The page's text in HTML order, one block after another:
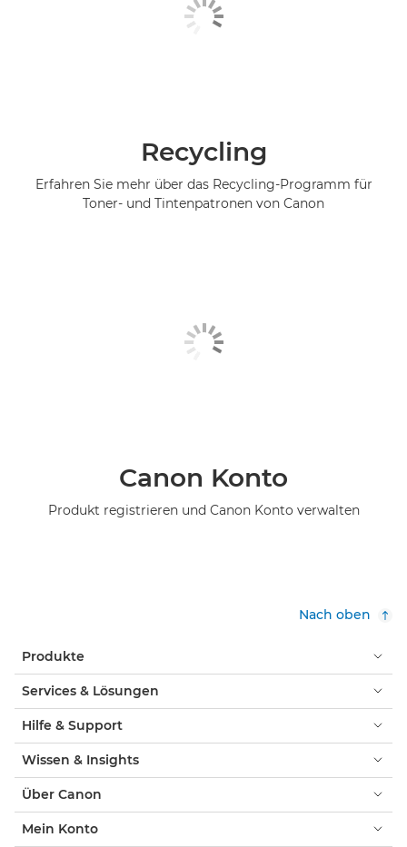
Recycling
Erfahren Sie mehr über das Recycling-Programm für
Toner- und Tintenpatronen von Canon
Canon Konto
Produkt registrieren und Canon Konto verwalten
Nach oben
Produkte
Services & Lösungen
Hilfe & Support
Wissen & Insights
Über Canon
Mein Konto